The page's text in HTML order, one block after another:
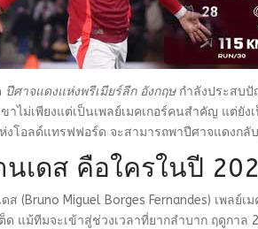
ปีศาจแดงแห่งพรีเมียร์ลีก อังกฤษ กำลังประสบ
าไม่เพียงแต่เป็นเพลย์เมคเกอร์คนสำคัญ แต่ยั
งโอลด์แทรฟฟอร์ด จะสามารถพาปีศาจแดงกลั
เดส คือใครในปี
ส (Bruno Miguel Borges Fernandes) เพลย์
ด แม้ทีมจะเข้าสู่ช่วงเวลาที่ยากลำบาก ฤดูกา